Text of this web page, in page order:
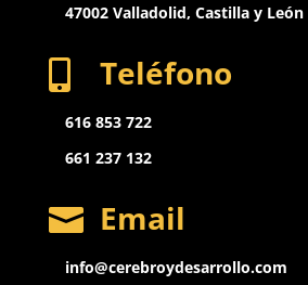
47002 Valladolid, Castilla y León
 Teléfono
616 853 722
661 237 132
 Email
info@cerebroydesarrollo.com